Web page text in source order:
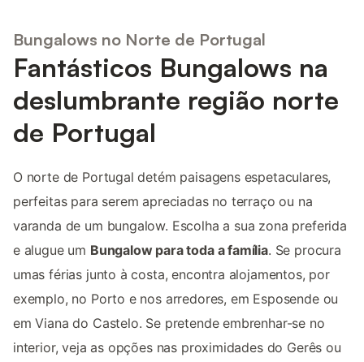
Bungalows no Norte de Portugal
Fantásticos Bungalows na
deslumbrante região norte
de Portugal
O norte de Portugal detém paisagens espetaculares,
perfeitas para serem apreciadas no terraço ou na
varanda de um bungalow. Escolha a sua zona preferida
e alugue um Bungalow para toda a família. Se procura
umas férias junto à costa, encontra alojamentos, por
exemplo, no Porto e nos arredores, em Esposende ou
em Viana do Castelo. Se pretende embrenhar-se no
interior, veja as opções nas proximidades do Gerês ou